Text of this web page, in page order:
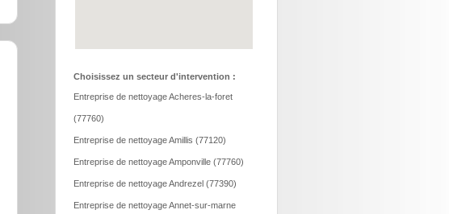
Choisissez un secteur d'intervention :
Entreprise de nettoyage Acheres-la-foret
(77760)
Entreprise de nettoyage Amillis (77120)
Entreprise de nettoyage Amponville (77760)
Entreprise de nettoyage Andrezel (77390)
Entreprise de nettoyage Annet-sur-marne